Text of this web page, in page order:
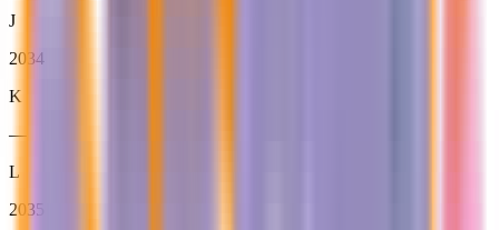
J
2034
K
—
L
2035